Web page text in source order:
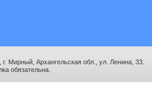
Мирный, Архангельская обл., ул. Ленина, 33.
обязательна.